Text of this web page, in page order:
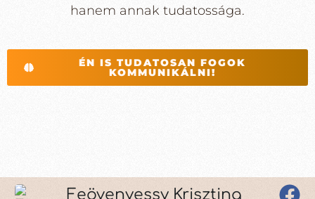
hanem annak tudatossága.
ÉN IS TUDATOSAN FOGOK
KOMMUNIKÁLNI!
Feövenyessy Krisztina